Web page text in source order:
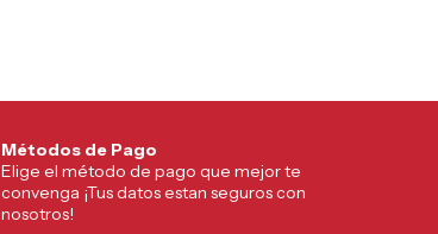
Métodos de Pago
Elige el método de pago que mejor te
convenga ¡Tus datos estan seguros con
nosotros!